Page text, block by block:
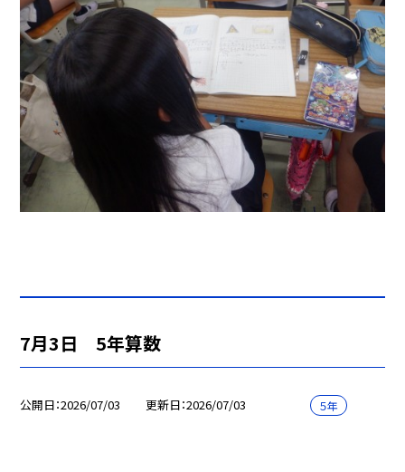
7月3日 5年算数
公開日 2026/07/03 更新日 2026/07/03 ５年